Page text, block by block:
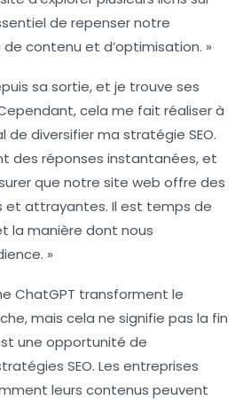
de repenser notre
de contenu et d’optimisation. »
sa sortie, et je trouve ses
cela me fait réaliser à
de diversifier ma stratégie SEO.
des réponses instantanées, et
que notre site web offre des
et attrayantes. Il est temps de
la manière dont nous
»
ChatGPT transforment le
mais cela ne signifie pas la fin
une opportunité de
SEO. Les entreprises
leurs contenus peuvent